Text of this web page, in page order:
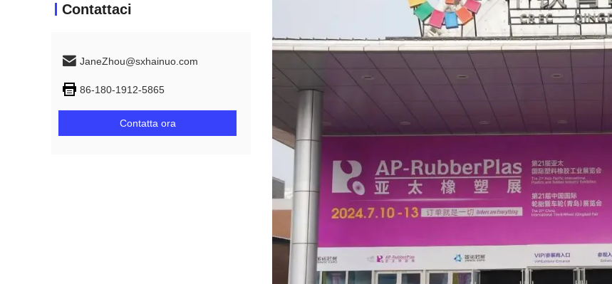
Contattaci
JaneZhou@sxhainuo.com
86-180-1912-5865
Contatta ora